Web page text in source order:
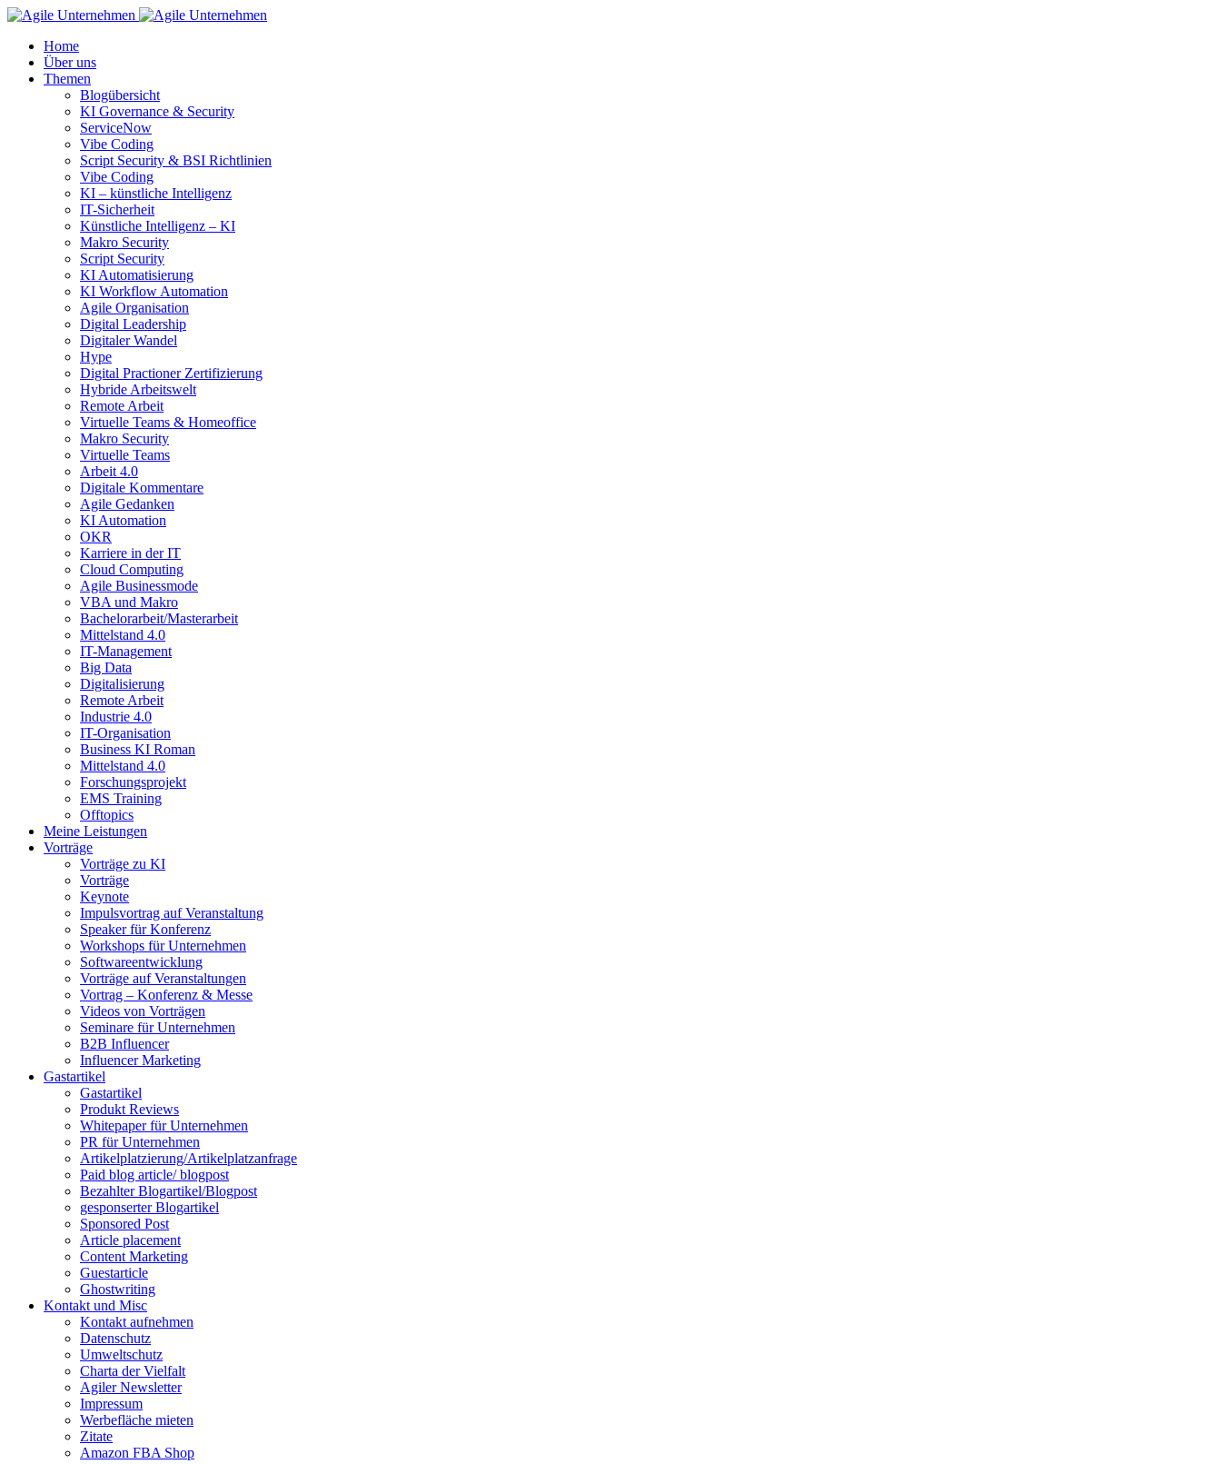
Home
Über uns
Themen
Blogübersicht
KI Governance & Security
ServiceNow
Vibe Coding
Script Security & BSI Richtlinien
Vibe Coding
KI – künstliche Intelligenz
IT-Sicherheit
Künstliche Intelligenz – KI
Makro Security
Script Security
KI Automatisierung
KI Workflow Automation
Agile Organisation
Digital Leadership
Digitaler Wandel
Hype
Digital Practioner Zertifizierung
Hybride Arbeitswelt
Remote Arbeit
Virtuelle Teams & Homeoffice
Makro Security
Virtuelle Teams
Arbeit 4.0
Digitale Kommentare
Agile Gedanken
KI Automation
OKR
Karriere in der IT
Cloud Computing
Agile Businessmode
VBA und Makro
Bachelorarbeit/Masterarbeit
Mittelstand 4.0
IT-Management
Big Data
Digitalisierung
Remote Arbeit
Industrie 4.0
IT-Organisation
Business KI Roman
Mittelstand 4.0
Forschungsprojekt
EMS Training
Offtopics
Meine Leistungen
Vorträge
Vorträge zu KI
Vorträge
Keynote
Impulsvortrag auf Veranstaltung
Speaker für Konferenz
Workshops für Unternehmen
Softwareentwicklung
Vorträge auf Veranstaltungen
Vortrag – Konferenz & Messe
Videos von Vorträgen
Seminare für Unternehmen
B2B Influencer
Influencer Marketing
Gastartikel
Gastartikel
Produkt Reviews
Whitepaper für Unternehmen
PR für Unternehmen
Artikelplatzierung/Artikelplatzanfrage
Paid blog article/ blogpost
Bezahlter Blogartikel/Blogpost
gesponserter Blogartikel
Sponsored Post
Article placement
Content Marketing
Guestarticle
Ghostwriting
Kontakt und Misc
Kontakt aufnehmen
Datenschutz
Umweltschutz
Charta der Vielfalt
Agiler Newsletter
Impressum
Werbefläche mieten
Zitate
Amazon FBA Shop